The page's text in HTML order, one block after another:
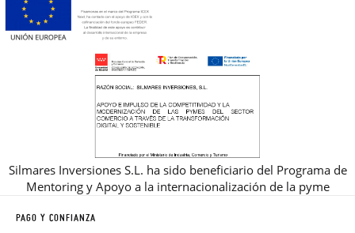
Silmares Inversiones S.L. ha sido beneficiario del Programa de
Mentoring y Apoyo a la internacionalización de la pyme
PAGO Y CONFIANZA